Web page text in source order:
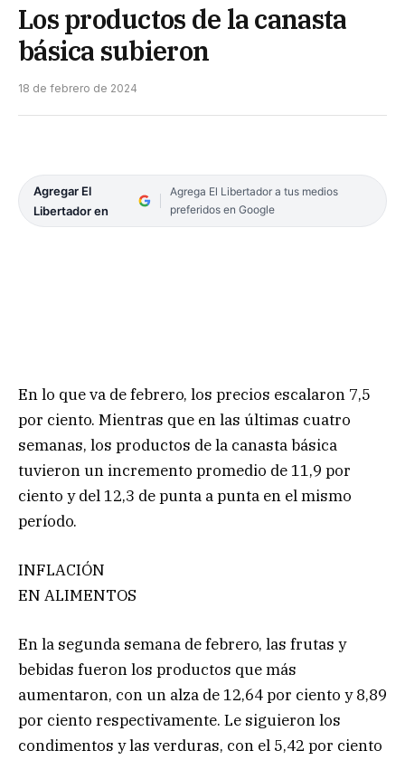
Los productos de la canasta
básica subieron
18 de febrero de 2024
Agregar El
Libertador en
Agrega El Libertador a tus medios
preferidos en Google
En lo que va de febrero, los precios escalaron 7,5
por ciento. Mientras que en las últimas cuatro
semanas, los productos de la canasta básica
tuvieron un incremento promedio de 11,9 por
ciento y del 12,3 de punta a punta en el mismo
período.
INFLACIÓN
EN ALIMENTOS
En la segunda semana de febrero, las frutas y
bebidas fueron los productos que más
aumentaron, con un alza de 12,64 por ciento y 8,89
por ciento respectivamente. Le siguieron los
condimentos y las verduras, con el 5,42 por ciento